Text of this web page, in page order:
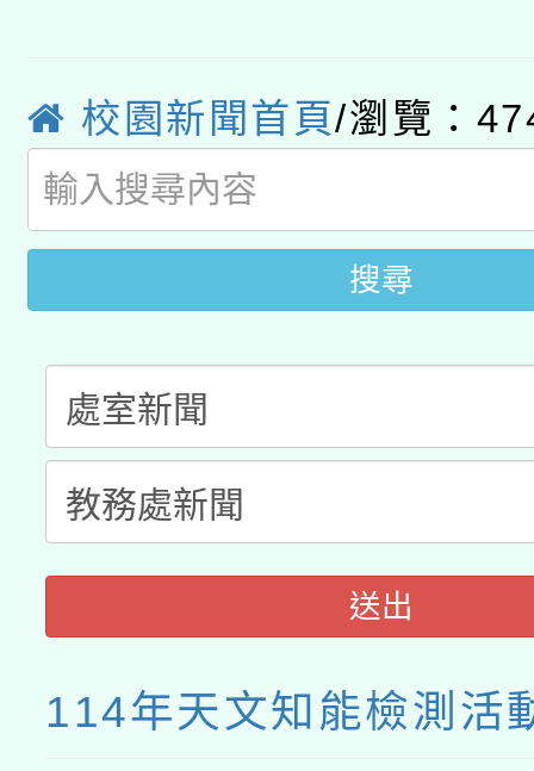
動」
開 智慧啟航」
「2026桃園藝術巡演
關事宜
校園新聞首頁/瀏覽：
搜尋
送出
114年天文知能檢測活